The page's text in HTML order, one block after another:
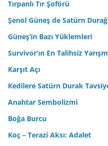
Tırpanlı Tır Şoförü
Şenol Güneş de Satürn
Güneş’in Bazı Yüklemleri
Survivor’ın En Talihsiz
Karşıt Açı
Kedilere Satürn Durak
Anahtar Sembolizmi
Boğa Burcu
Koç – Terazi Aksı: Adalet